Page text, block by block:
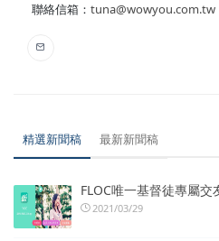
聯絡信箱： tuna@wowyou.com.tw
精選新聞稿 最新新聞稿
FLOC唯一基督徒專屬
2021/03/29